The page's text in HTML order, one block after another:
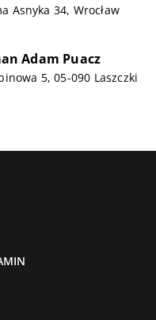
Asnyka 34, Wrocław
Adam Puacz
5, 05-090 Laszczki